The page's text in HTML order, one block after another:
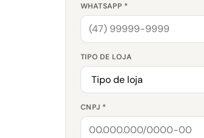
WHATSAPP *
TIPO DE LOJA
CNPJ *